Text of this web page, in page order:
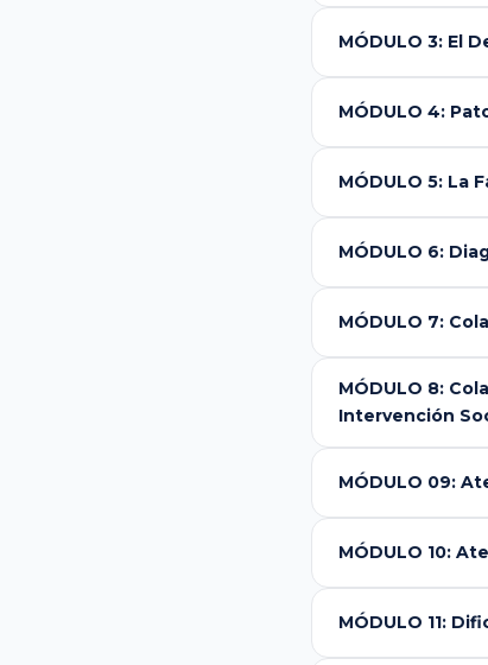
MÓDULO 3: El
MÓDULO 4:
MÓDULO 5: La
MÓDULO 6:
MÓDULO 7:
MÓDULO 8:
Intervención
MÓDULO 09:
MÓDULO 10:
MÓDULO 11: